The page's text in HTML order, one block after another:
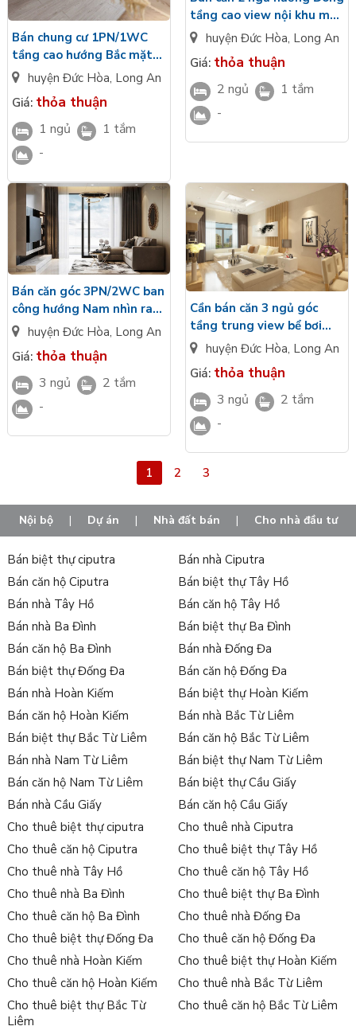
Bán chung cư 1PN/1WC
tầng cao hướng Bắc mặt
kính LowE view nhìn bể bơi
Vinhomes Green City
Long An
huyện Đức Hòa, Long An
Giá: thỏa thuận
1 ngủ
1 tắm
-
tầng cao view nội khu mặt
kính LowE bàn giao cao
cấp Vinhomes Green City
huyện Đức Hòa, Long An
Giá: thỏa thuận
2 ngủ
1 tắm
-
Bán căn góc 3PN/2WC ban
công hướng Nam nhìn ra
công viên hoàn thiện cao
cấp Vinhomes Hậu Nghĩa
huyện Đức Hòa, Long An
Giá: thỏa thuận
3 ngủ
2 tắm
-
Cần bán căn 3 ngủ góc
tầng trung view bể bơi
hướng Tây nội thất cao
cấp Vinhomes Urban Lake
Long An
huyện Đức Hòa, Long An
Giá: thỏa thuận
3 ngủ
2 tắm
-
1 2 3
Nội bộ | Dự án | Nhà đất bán | Cho nhà đầu tư
Bán biệt thự ciputra
Bán nhà Ciputra
Bán căn hộ Ciputra
Bán biệt thự Tây Hồ
Bán nhà Tây Hồ
Bán căn hộ Tây Hồ
Bán nhà Ba Đình
Bán biệt thự Ba Đình
Bán căn hộ Ba Đình
Bán nhà Đống Đa
Bán biệt thự Đống Đa
Bán căn hộ Đống Đa
Bán nhà Hoàn Kiếm
Bán biệt thự Hoàn Kiếm
Bán căn hộ Hoàn Kiếm
Bán nhà Bắc Từ Liêm
Bán biệt thự Bắc Từ Liêm
Bán căn hộ Bắc Từ Liêm
Bán nhà Nam Từ Liêm
Bán biệt thự Nam Từ Liêm
Bán căn hộ Nam Từ Liêm
Bán biệt thự Cầu Giấy
Bán nhà Cầu Giấy
Bán căn hộ Cầu Giấy
Cho thuê biệt thự ciputra
Cho thuê nhà Ciputra
Cho thuê căn hộ Ciputra
Cho thuê biệt thự Tây Hồ
Cho thuê nhà Tây Hồ
Cho thuê căn hộ Tây Hồ
Cho thuê nhà Ba Đình
Cho thuê biệt thự Ba Đình
Cho thuê căn hộ Ba Đình
Cho thuê nhà Đống Đa
Cho thuê biệt thự Đống Đa
Cho thuê căn hộ Đống Đa
Cho thuê nhà Hoàn Kiếm
Cho thuê biệt thự Hoàn Kiếm
Cho thuê căn hộ Hoàn Kiếm
Cho thuê nhà Bắc Từ Liêm
Cho thuê biệt thự Bắc Từ
Liêm
Cho thuê căn hộ Bắc Từ Liêm